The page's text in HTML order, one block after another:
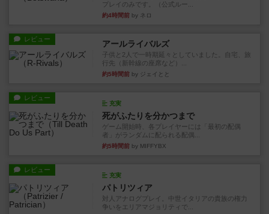
プレイのみです。（公式ルー...
約4時間前 by ネロ
レビュー アールライバルズ
子供と2人で一時期延々としていました。自宅、旅
行先（新幹線の座席など）...
約5時間前 by ジェイとと
レビュー
充実
死がふたりを分かつまで
ゲーム開始時、各プレイヤーには「最初の配偶
者」がランダムに配られる配偶...
約5時間前 by MIFFYBX
レビュー
充実
パトリツィア
対人アナログプレイ。中世イタリアの貴族の権力
争いをエリアマジョリティで...